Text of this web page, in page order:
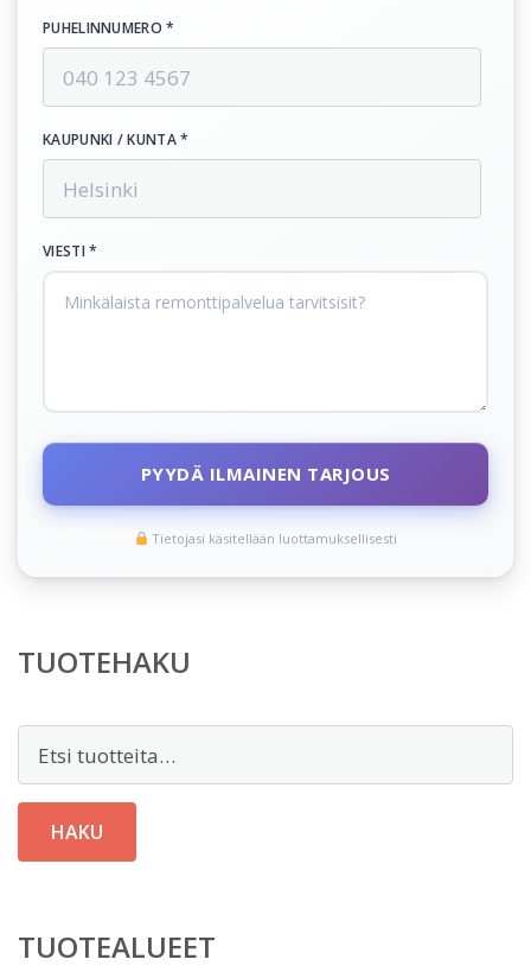
PUHELINNUMERO *
KAUPUNKI / KUNTA *
VIESTI *
PYYDÄ ILMAINEN TARJOUS
Tietojasi käsitellään luottamuksellisesti
TUOTEHAKU
HAKU
TUOTEALUEET